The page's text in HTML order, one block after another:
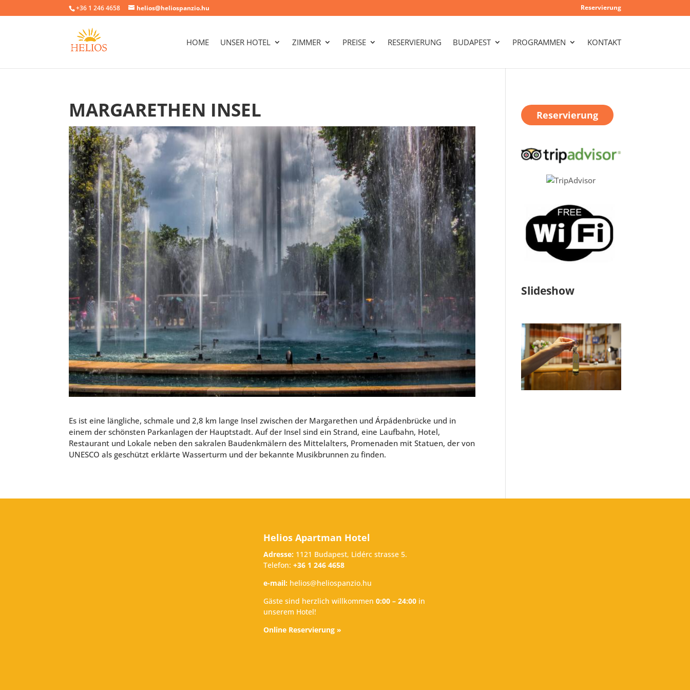
+36 1 246 4658 helios@heliospanzio.hu Reservierung
HOME UNSER HOTEL ZIMMER PREISE RESERVIERUNG BUDAPEST PROGRAMMEN KONTAKT
MARGARETHEN INSEL
Es ist eine längliche, schmale und 2,8 km lange Insel zwischen der Margarethen und Árpádenbrücke und in
einem der schönsten Parkanlagen der Hauptstadt. Auf der Insel sind ein Strand, eine Laufbahn, Hotel,
Restaurant und Lokale neben den sakralen Baudenkmälern des Mittelalters, Promenaden mit Statuen, der von
UNESCO als geschützt erklärte Wasserturm und der bekannte Musikbrunnen zu finden.
Reservierung
Slideshow
Helios Apartman Hotel
Adresse:1121 Budapest, Lidérc strasse 5.
Telefon: +36 1 246 4658
e-mail:helios@heliospanzio.hu
Gäste sind herzlich willkommen 0:00 – 24:00in
unserem Hotel!
Online Reservierung »